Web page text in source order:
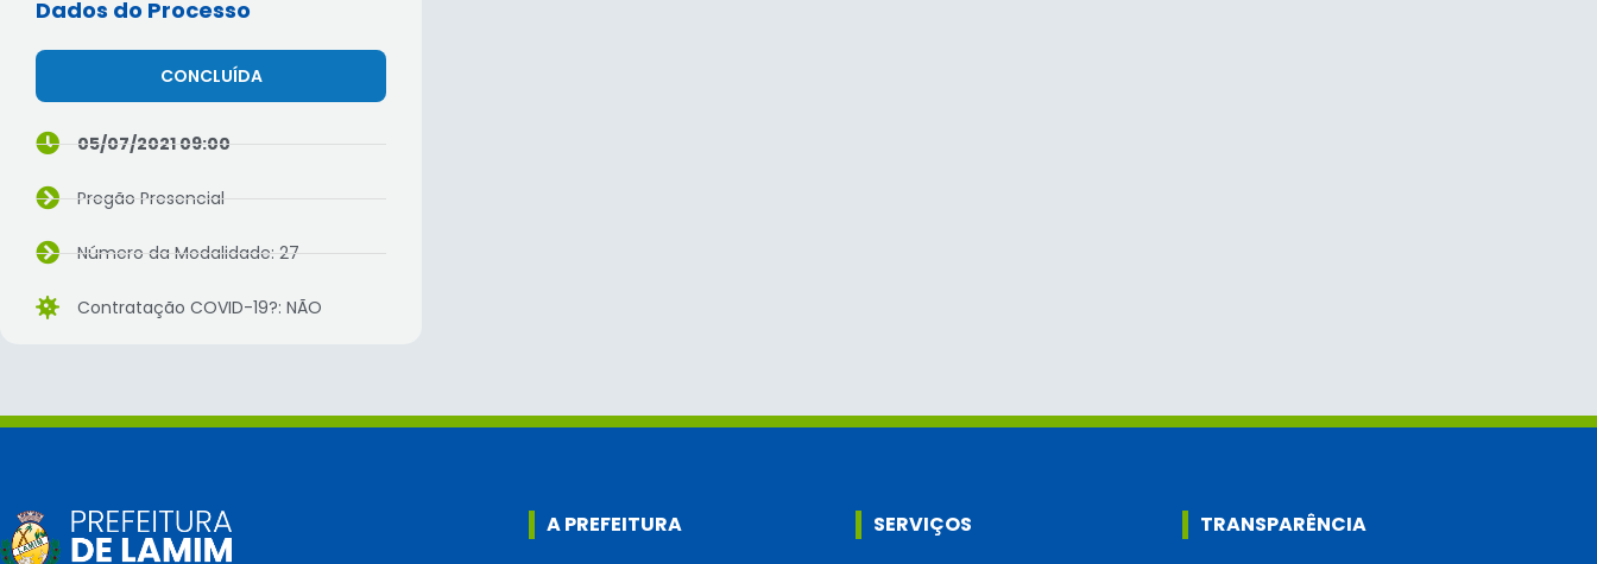
Dados do Processo
CONCLUÍDA
05/07/2021 09:00
Pregão Presencial
Número da Modalidade: 27
Contratação COVID-19?: NÃO
A PREFEITURA SERVIÇOS TRANSPARÊNCIA